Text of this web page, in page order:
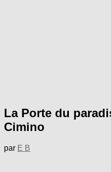
La Porte du
Cimino
par E B